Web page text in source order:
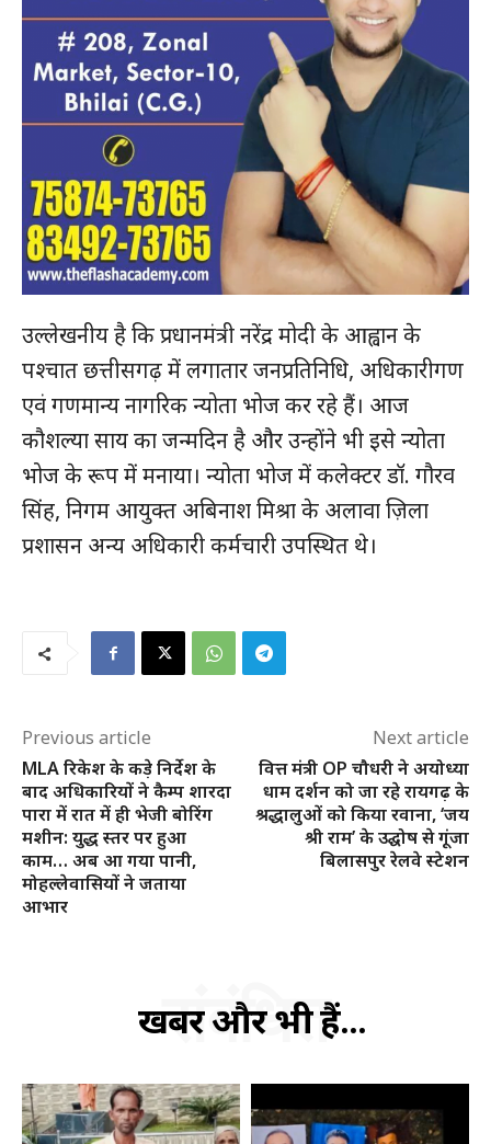
उल्लेखनीय है कि प्रधानमंत्री नरेंद्र मोदी के आह्वान के
पश्चात छत्तीसगढ़ में लगातार जनप्रतिनिधि, अधिकारीगण
एवं गणमान्य नागरिक न्योता भोज कर रहे हैं। आज
कौशल्या साय का जन्मदिन है और उन्होंने भी इसे न्योता
भोज के रूप में मनाया। न्योता भोज में कलेक्टर डॉ. गौरव
सिंह, निगम आयुक्त अबिनाश मिश्रा के अलावा ज़िला
प्रशासन अन्य अधिकारी कर्मचारी उपस्थित थे।
Previous article
MLA रिकेश के कड़े निर्देश के
बाद अधिकारियों ने कैम्प शारदा
पारा में रात में ही भेजी बोरिंग
मशीन: युद्ध स्तर पर हुआ
काम… अब आ गया पानी,
मोहल्लेवासियों ने जताया
आभार
Next article
वित्त मंत्री OP चौधरी ने अयोध्या
धाम दर्शन को जा रहे रायगढ़ के
श्रद्धालुओं को किया रवाना, ‘जय
श्री राम’ के उद्घोष से गूंजा
बिलासपुर रेलवे स्टेशन
खबरें और भी हैं...
संबंधित